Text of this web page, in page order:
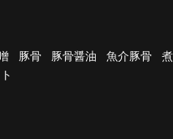
豚骨 豚骨醤油 魚介豚骨